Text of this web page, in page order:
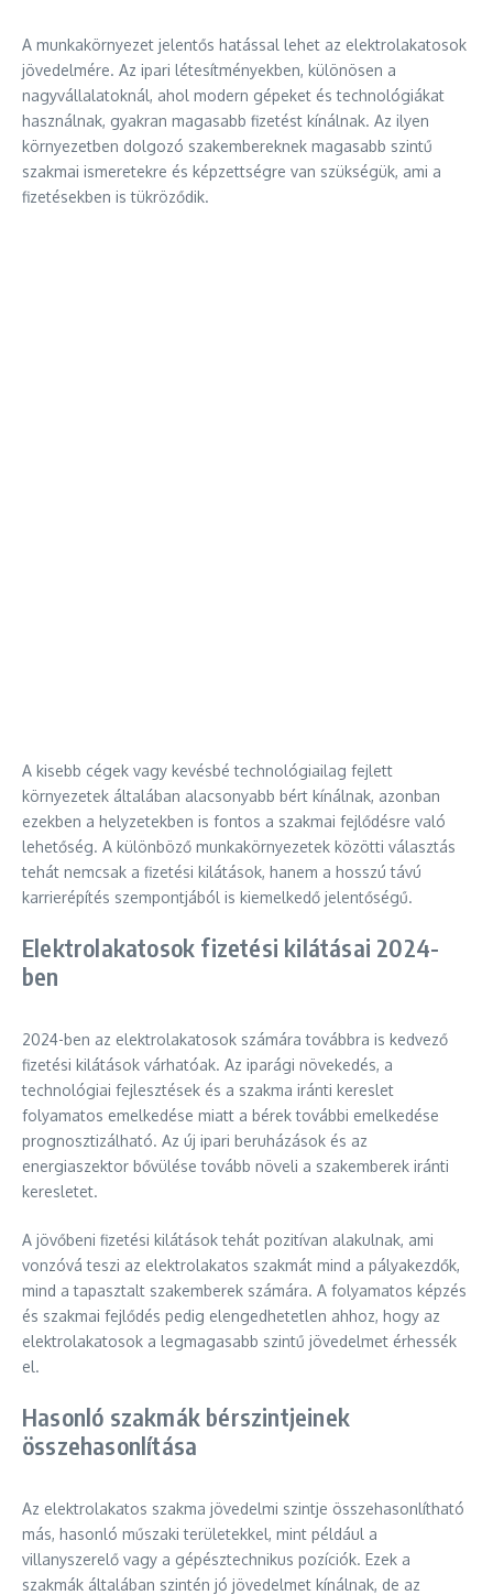
A munkakörnyezet jelentős hatással lehet az elektrolakatosok
jövedelmére. Az ipari létesítményekben, különösen a
nagyvállalatoknál, ahol modern gépeket és technológiákat
használnak, gyakran magasabb fizetést kínálnak. Az ilyen
környezetben dolgozó szakembereknek magasabb szintű
szakmai ismeretekre és képzettségre van szükségük, ami a
fizetésekben is tükröződik.
A kisebb cégek vagy kevésbé technológiailag fejlett
környezetek általában alacsonyabb bért kínálnak, azonban
ezekben a helyzetekben is fontos a szakmai fejlődésre való
lehetőség. A különböző munkakörnyezetek közötti választás
tehát nemcsak a fizetési kilátások, hanem a hosszú távú
karrierépítés szempontjából is kiemelkedő jelentőségű.
Elektrolakatosok fizetési kilátásai 2024-
ben
2024-ben az elektrolakatosok számára továbbra is kedvező
fizetési kilátások várhatóak. Az iparági növekedés, a
technológiai fejlesztések és a szakma iránti kereslet
folyamatos emelkedése miatt a bérek további emelkedése
prognosztizálható. Az új ipari beruházások és az
energiaszektor bővülése tovább növeli a szakemberek iránti
keresletet.
A jövőbeni fizetési kilátások tehát pozitívan alakulnak, ami
vonzóvá teszi az elektrolakatos szakmát mind a pályakezdők,
mind a tapasztalt szakemberek számára. A folyamatos képzés
és szakmai fejlődés pedig elengedhetetlen ahhoz, hogy az
elektrolakatosok a legmagasabb szintű jövedelmet érhessék
el.
Hasonló szakmák bérszintjeinek
összehasonlítása
Az elektrolakatos szakma jövedelmi szintje összehasonlítható
más, hasonló műszaki területekkel, mint például a
villanyszerelő vagy a gépésztechnikus pozíciók. Ezek a
szakmák általában szintén jó jövedelmet kínálnak, de az